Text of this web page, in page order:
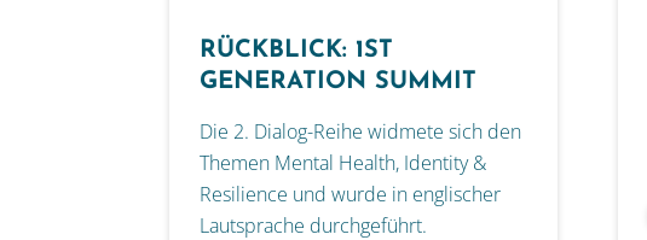
RÜCKBLICK: 1ST
GENERATION SUMMIT
Die 2. Dialog-Reihe widmete sich den
Themen Mental Health, Identity &
Resilience und wurde in englischer
Lautsprache durchgeführt.